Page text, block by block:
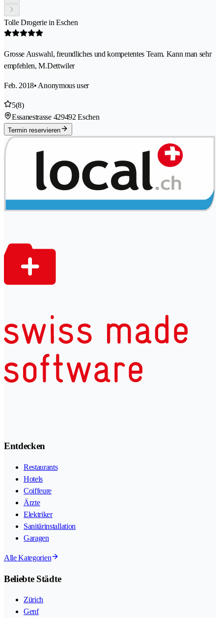
Tolle Drogerie in Eschen
Grosse Auswahl, freundliches und kompetentes Team. Kann man sehr
empfehlen, M.Dettwiler
Feb. 2018• Anonymous user
5(8)
Essanestrasse 429492 Eschen
Termin reservieren
Entdecken
Restaurants
Hotels
Coiffeure
Ärzte
Elektriker
Sanitärinstallation
Garagen
Alle Kategorien
Beliebte Städte
Zürich
Genf